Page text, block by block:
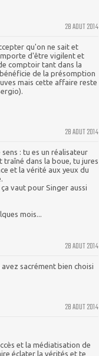
28 AOUT 2014
qu'on ne sait et
d'être vigilent et
comptoir tant dans la
de la présomption
mais cette affaire reste
28 AOUT 2014
: tu es un réalisateur
dans la boue, tu jures
et la vérité aux yeux du
vaut pour Singer aussi
mois...
28 AOUT 2014
sacrément bien choisi
28 AOUT 2014
et la médiatisation de
éclater la vérités et te